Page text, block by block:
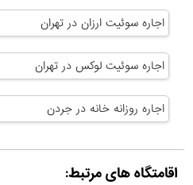
اجاره سوئیت ارزان در تهران
اجاره سوئیت لوکس در تهران
اجاره روزانه خانه در جردن
اقامتگاه های مرتبط: